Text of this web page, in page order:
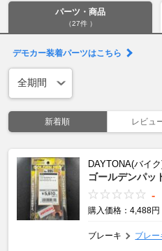
パーツ・商品
（27件 ）
デモカー装着パーツはこちら
新着順 レビュ
DAYTONA(バイ
ゴールデンパッ
-
購入価格：4,488円
ブレーキ ブレー